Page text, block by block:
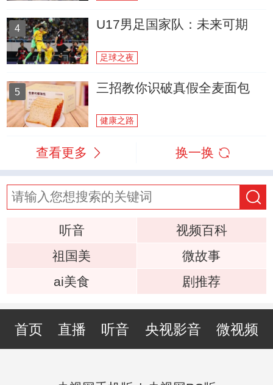
4 U17男足国家队：未来可期
足球之夜
5 三招教你识破真假全麦面包
健康之路
查看更多 换一换
听音
视频百科
祖国美
微故事
ai美食
剧推荐
首页 直播 听音 央视影音 微视频